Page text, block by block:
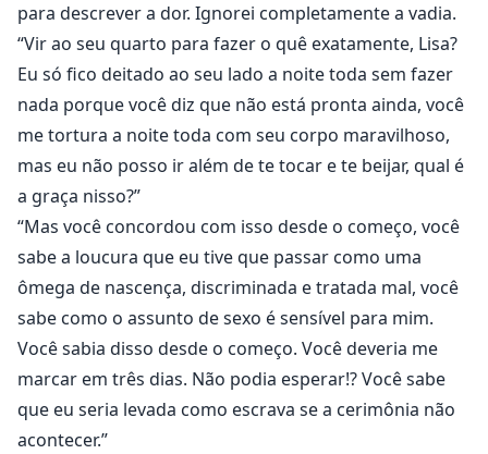
para descrever a dor. Ignorei completamente a vadia.
“Vir ao seu quarto para fazer o quê exatamente, Lisa?
Eu só fico deitado ao seu lado a noite toda sem fazer
nada porque você diz que não está pronta ainda, você
me tortura a noite toda com seu corpo maravilhoso,
mas eu não posso ir além de te tocar e te beijar, qual é
a graça nisso?”
“Mas você concordou com isso desde o começo, você
sabe a loucura que eu tive que passar como uma
ômega de nascença, discriminada e tratada mal, você
sabe como o assunto de sexo é sensível para mim.
Você sabia disso desde o começo. Você deveria me
marcar em três dias. Não podia esperar!? Você sabe
que eu seria levada como escrava se a cerimônia não
acontecer.”